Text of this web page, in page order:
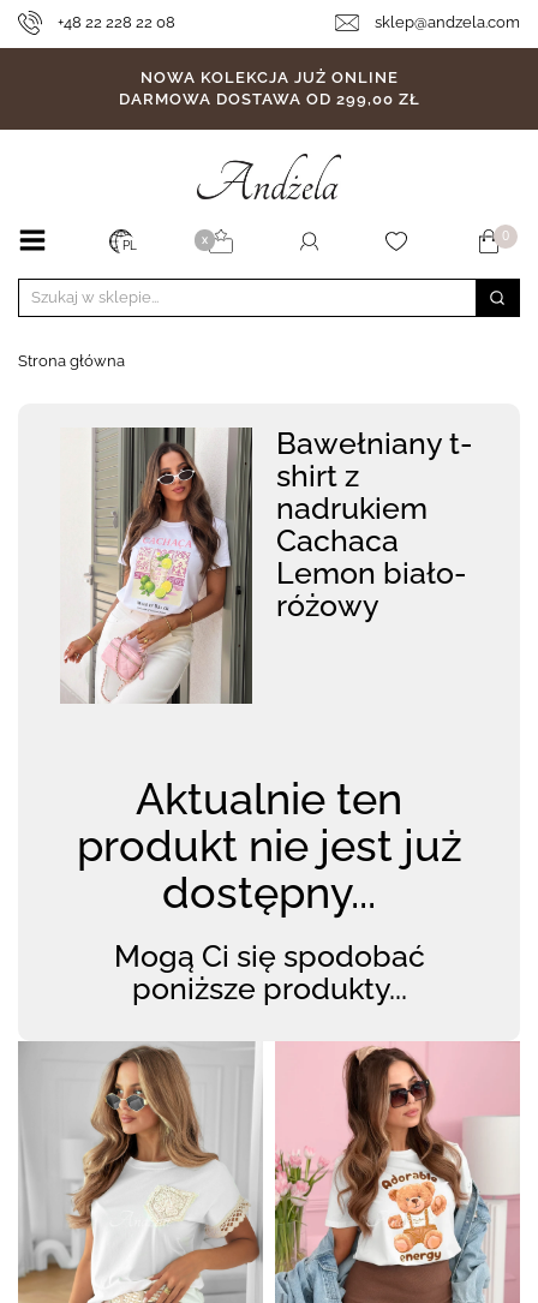
+48 22 228 22 08 sklep@andzela.com
NOWA KOLEKCJA JUŻ ONLINE
DARMOWA DOSTAWA OD 299,00 ZŁ
PL X 0
Strona główna
Bawełniany t-
shirt z
nadrukiem
Cachaca
Lemon biało-
różowy
Aktualnie ten
produkt nie jest już
dostępny...
Mogą Ci się spodobać
poniższe produkty...